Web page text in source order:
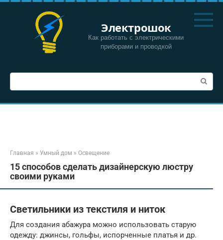
Перейти
Электрошок
Как работать с электрическими
приборами и проводкой
Поиск:
Главная » Умный дом » Освещение
15 способов сделать дизайнерскую люстру
своими руками
Светильники из текстиля и ниток
Для создания абажура можно использовать старую
одежду: джинсы, гольфы, испорченные платья и др.